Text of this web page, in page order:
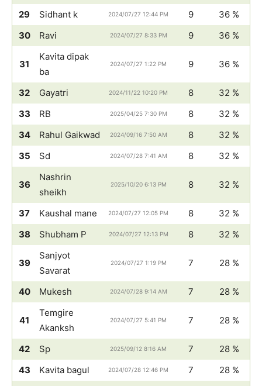
29 Sidhant k 2024/07/27 12:44 PM 9
36 %
30
Ravi 2024/07/27 8:33 PM 9 36 %
31
Kavita dipak
ba
2024/07/27 1:22 PM 9 36 %
32 Gayatri 2024/11/22 10:20 PM 8
32 %
33
RB 2025/04/25 7:30 PM 8
32 %
34
Rahul Gaikwad 2024/09/16 7:50 AM 8
32 %
35
Sd 2024/07/28 7:41 AM 8 32 %
36
Nashrin
sheikh
2025/10/20 6:13 PM 8 32 %
37 Kaushal mane 2024/07/27 12:05 PM 8
32 %
38
Shubham P 2024/07/27 12:13 PM 8 32 %
39
Sanjyot
Savarat
2024/07/27 1:19 PM 7 28 %
40 Mukesh 2024/07/28 9:14 AM 7 28 %
41
Temgire
Akanksh
2024/07/27 5:41 PM 7 28 %
42 Sp 2025/09/12 8:16 AM 7
28 %
43
Kavita bagul 2024/07/28 12:46 PM 7
28 %